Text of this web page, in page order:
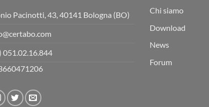
Pacinotti, 43, 40141 Bologna (BO)
051.02.16.844
Chi siamo
Download
News
Forum